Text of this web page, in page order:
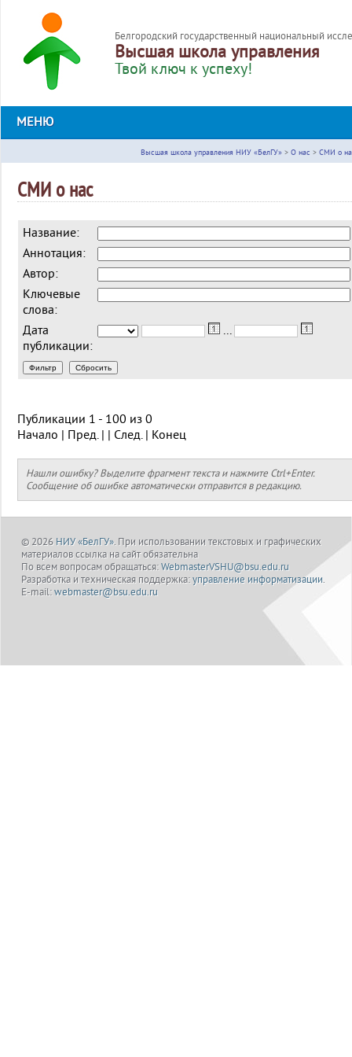
Белгородский государственный национальный
Высшая школа управления
Твой ключ к успеху!
МЕНЮ
Высшая школа управления НИУ «БелГУ» > О нас > СМИ о
СМИ о нас
Название:
Аннотация:
Автор:
Ключевые
слова:
Дата
публикации:
Публикации 1 - 100 из 0
Начало | Пред. | | След. | Конец
Нашли ошибку? Выделите фрагмент текста и нажмите Ctrl+Enter.
Сообщение об ошибке автоматически отправится в редакцию.
© 2026 НИУ «БелГУ». При использовании текстовых и графических
материалов ссылка на сайт обязательна
По всем вопросам обращаться: WebmasterVSHU@bsu.edu.ru
Разработка и техническая поддержка: управление информатизации.
E-mail: webmaster@bsu.edu.ru